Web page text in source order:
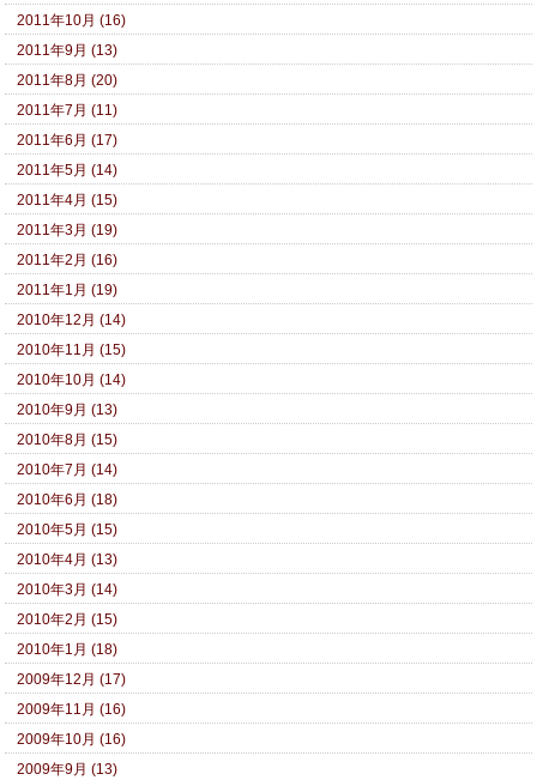
2011年10月 (16)
2011年9月 (13)
2011年8月 (20)
2011年7月 (11)
2011年6月 (17)
2011年5月 (14)
2011年4月 (15)
2011年3月 (19)
2011年2月 (16)
2011年1月 (19)
2010年12月 (14)
2010年11月 (15)
2010年10月 (14)
2010年9月 (13)
2010年8月 (15)
2010年7月 (14)
2010年6月 (18)
2010年5月 (15)
2010年4月 (13)
2010年3月 (14)
2010年2月 (15)
2010年1月 (18)
2009年12月 (17)
2009年11月 (16)
2009年10月 (16)
2009年9月 (13)